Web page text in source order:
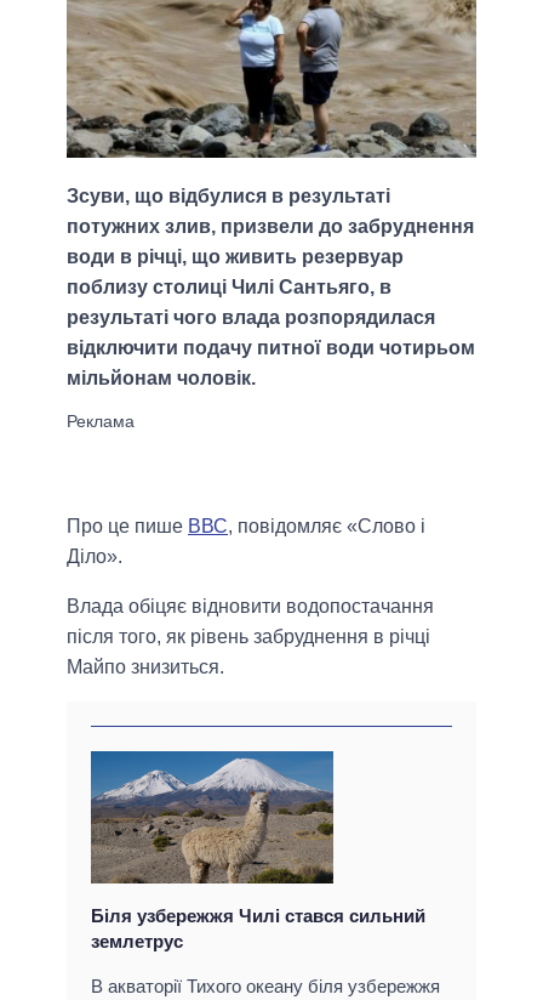
Зсуви, що відбулися в результаті
потужних злив, призвели до забруднення
води в річці, що живить резервуар
поблизу столиці Чилі Сантьяго, в
результаті чого влада розпорядилася
відключити подачу питної води чотирьом
мільйонам чоловік.
Про це пише ВВС, повідомляє «Слово і
Діло».
Влада обіцяє відновити водопостачання
після того, як рівень забруднення в річці
Майпо знизиться.
Біля узбережжя Чилі стався сильний
землетрус
В акваторії Тихого океану біля узбережжя